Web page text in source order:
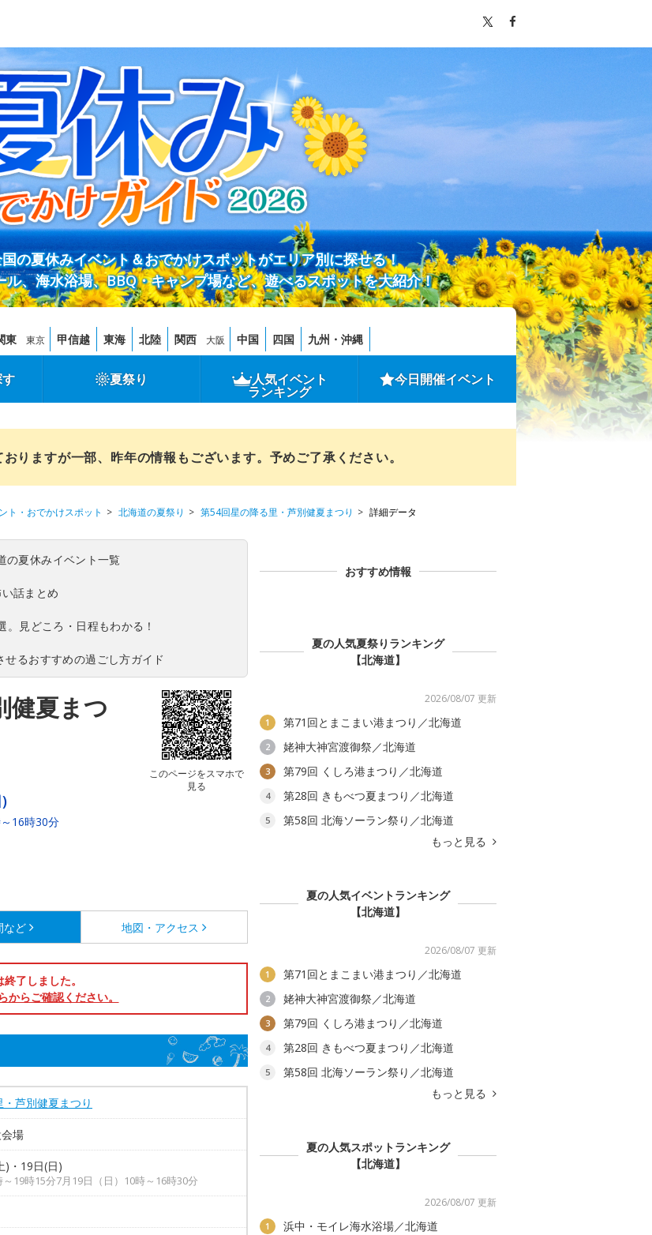
の夏休みイベント＆おでかけスポットがエリア別に探せる！
、海水浴場、BBQ・キャンプ場など、遊べるスポットを大紹介！
東 東京 甲信越 東海 北陸 関西 大阪 中国 四国 九州・沖縄
夏祭り 人気イベント
ランキング
今日開催イベント
りますが一部、昨年の情報もございます。予めご了承ください。
ト・おでかけスポット 北海道の夏祭り 第54回星の降る里・芦別健夏まつり 詳細データ
の夏休みイベント一覧
話まとめ
。見どころ・日程もわかる！
せるおすすめの過ごし方ガイド
健夏まつ
このページをスマホで
見る
16時30分
など 地図・アクセス
了しました。
らご確認ください。
芦別健夏まつり
場
)・19日(日)
19時15分7月19日（日）10時～16時30分
おすすめ情報
夏の人気夏祭りランキング
【北海道】
2026/08/07 更新
1 第71回とまこまい港まつり／北海道
2 姥神大神宮渡御祭／北海道
3 第79回 くしろ港まつり／北海道
4 第28回 きもべつ夏まつり／北海道
5
第58回 北海ソーラン祭り／北海道
もっと見る
夏の人気イベントランキング
【北海道】
2026/08/07 更新
1 第71回とまこまい港まつり／北海道
2 姥神大神宮渡御祭／北海道
3 第79回 くしろ港まつり／北海道
4 第28回 きもべつ夏まつり／北海道
5
第58回 北海ソーラン祭り／北海道
もっと見る
夏の人気スポットランキング
【北海道】
2026/08/07 更新
1 浜中・モイレ海水浴場／北海道